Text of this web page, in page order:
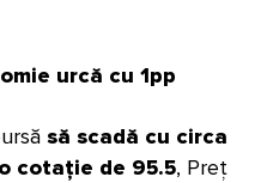
urcă cu 1pp
să scadă cu circa
cotație de 95.5, Preț